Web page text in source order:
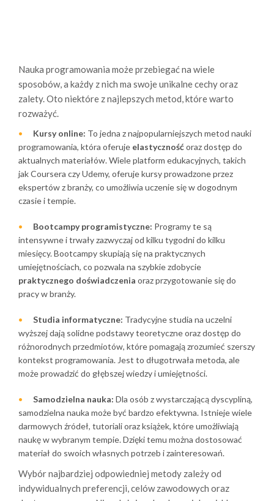
Nauka programowania może przebiegać na wiele
sposobów, a każdy z nich ma swoje unikalne cechy oraz
zalety. Oto niektóre z najlepszych metod, które warto
rozważyć.
Kursy online: To jedna z najpopularniejszych metod nauki
programowania, która oferuje elastycznośćoraz dostęp do
aktualnych materiałów. Wiele platform edukacyjnych, takich
jak Coursera czy Udemy, oferuje kursy prowadzone przez
ekspertów z branży, co umożliwia uczenie się w dogodnym
czasie i tempie.
Bootcampy programistyczne: Programy te są
intensywne i trwały zazwyczaj od kilku tygodni do kilku
miesięcy. Bootcampy skupiają się na praktycznych
umiejętnościach, co pozwala na szybkie zdobycie
praktycznego doświadczenia oraz przygotowanie się do
pracy w branży.
Studia informatyczne: Tradycyjne studia na uczelni
wyższej dają solidne podstawy teoretyczne oraz dostęp do
różnorodnych przedmiotów, które pomagają zrozumieć szerszy
kontekst programowania. Jest to długotrwała metoda, ale
może prowadzić do głębszej wiedzy i umiejętności.
Samodzielna nauka: Dla osób z wystarczającą dyscypliną,
samodzielna nauka może być bardzo efektywna. Istnieje wiele
darmowych źródeł, tutoriali oraz książek, które umożliwiają
naukę w wybranym tempie. Dzięki temu można dostosować
materiał do swoich własnych potrzeb i zainteresowań.
Wybór najbardziej odpowiedniej metody zależy od
indywidualnych preferencji, celów zawodowych oraz